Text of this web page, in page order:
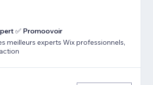
✅ Promoovoir
meilleurs experts Wix professionnels,